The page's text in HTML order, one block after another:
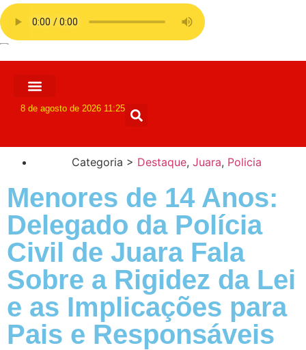
8 de agosto de 2026 11:25
Categoria > Destaque, Juara, Policia
Menores de 14 Anos:
Delegado da Polícia
Civil de Juara Fala
Sobre a Rigidez da Lei
e as Implicações para
Pais e Responsáveis